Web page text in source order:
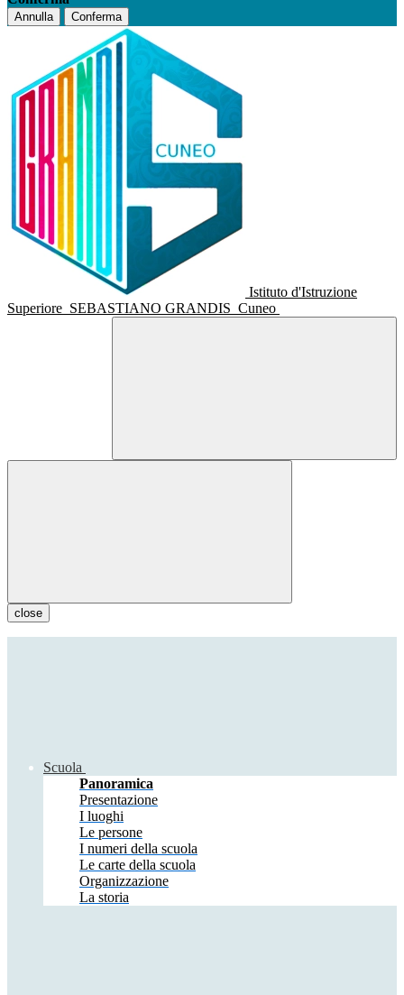
Annulla Conferma
Istituto d'Istruzione
Superiore SEBASTIANO GRANDIS Cuneo
close
Scuola
Panoramica
Presentazione
I luoghi
Le persone
I numeri della scuola
Le carte della scuola
Organizzazione
La storia